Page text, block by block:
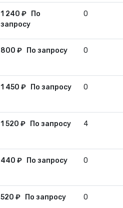
1 240 ₽
По
запросу
0
800 ₽ По запросу 0
1 450 ₽ По запросу 0
1 520 ₽ По запросу 4
440 ₽ По запросу 0
520 ₽ По запросу 0